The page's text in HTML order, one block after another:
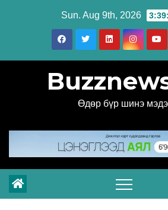
Sun. Aug 9th, 2026
Өдөр бүр шинэ